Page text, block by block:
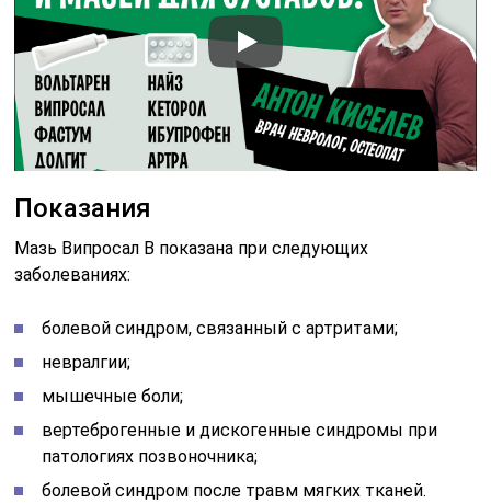
Показания
Мазь Випросал В показана при следующих
заболеваниях:
болевой синдром, связанный с артритами;
невралгии;
мышечные боли;
вертеброгенные и дискогенные синдромы при
патологиях позвоночника;
болевой синдром после травм мягких тканей.